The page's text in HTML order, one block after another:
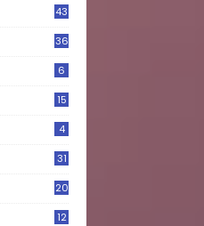
43
36
6
15
4
31
20
12